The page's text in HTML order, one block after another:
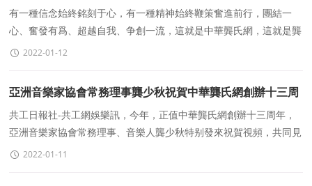
有一種信念始終銘刻于心，有一種精神始終鞭策奮進前行，團結一
心、奮發有爲、超越自我、争創一流，這就是中華龔氏網，這就是龔
家人。中華龔氏網LOGO“勿忘初心，砥砺前
2022-01-12
亞洲音樂家協會常務理事龔少秋祝賀中華龔氏網創辦十三周
年
共工日報社-共工網娛樂訊，今年，正值中華龔氏網創辦十三周年，
亞洲音樂家協會常務理事、音樂人龔少秋特别發來祝賀視頻，共同見
證中華龔氏網創辦十三周年這一曆史時刻。
2022-01-11